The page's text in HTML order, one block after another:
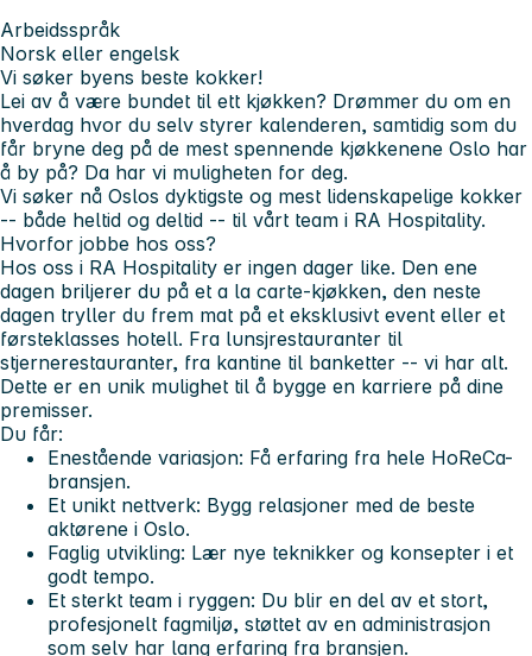
Arbeidsspråk
Norsk eller engelsk
Vi søker byens beste kokker!
Lei av å være bundet til ett kjøkken? Drømmer du om en
hverdag hvor du selv styrer kalenderen, samtidig som du
får bryne deg på de mest spennende kjøkkenene Oslo har
å by på? Da har vi muligheten for deg.
Vi søker nå Oslos dyktigste og mest lidenskapelige kokker
-- både heltid og deltid -- til vårt team i RA Hospitality.
Hvorfor jobbe hos oss?
Hos oss i RA Hospitality er ingen dager like. Den ene
dagen briljerer du på et a la carte-kjøkken, den neste
dagen tryller du frem mat på et eksklusivt event eller et
førsteklasses hotell. Fra lunsjrestauranter til
stjernerestauranter, fra kantine til banketter -- vi har alt.
Dette er en unik mulighet til å bygge en karriere på dine
premisser.
Du får:
Enestående variasjon: Få erfaring fra hele HoReCa-
bransjen.
Et unikt nettverk: Bygg relasjoner med de beste
aktørene i Oslo.
Faglig utvikling: Lær nye teknikker og konsepter i et
godt tempo.
Et sterkt team i ryggen: Du blir en del av et stort,
profesjonelt fagmiljø, støttet av en administrasjon
som selv har lang erfaring fra bransjen.